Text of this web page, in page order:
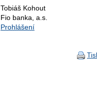
Tobiáš Kohout
Fio banka, a.s.
Prohlášení